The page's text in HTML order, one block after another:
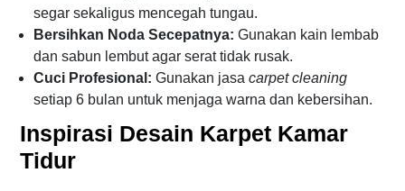
segar sekaligus mencegah tungau.
Bersihkan Noda Secepatnya: Gunakan kain lembab
dan sabun lembut agar serat tidak rusak.
Cuci Profesional: Gunakan jasa carpet cleaning
setiap 6 bulan untuk menjaga warna dan kebersihan.
Inspirasi Desain Karpet Kamar
Tidur